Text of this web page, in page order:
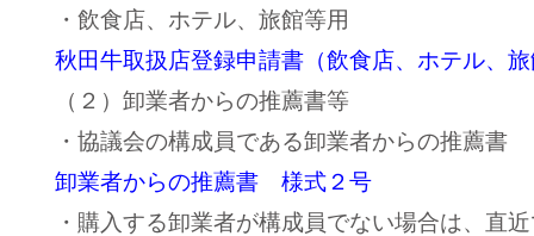
・飲食店、ホテル、旅館等用
秋田牛取扱店登録申請書（飲食店、ホテル、
（２）卸業者からの推薦書等
・協議会の構成員である卸業者からの推薦書
卸業者からの推薦書 様式２号
・購入する卸業者が構成員でない場合は、直